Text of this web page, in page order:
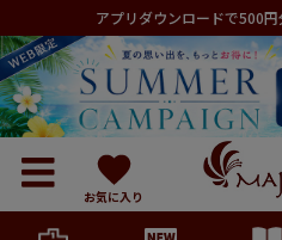
アプリダウンロードで500
お気に入り